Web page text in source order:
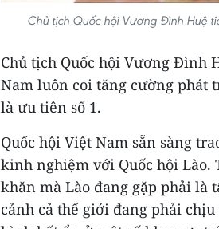
Chủ tịch Quốc hội Vương Đình Huệ
Chủ tịch Quốc hội Vương Đình
Nam luôn coi tăng cường phát
là ưu tiên số 1.
Quốc hội Việt Nam sẵn sàng
kinh nghiệm với Quốc hội Lào.
khăn mà Lào đang gặp phải
cảnh cả thế giới đang phải